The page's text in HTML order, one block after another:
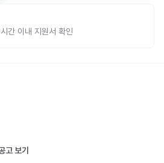
간 이내 지원서 확인
고 보기